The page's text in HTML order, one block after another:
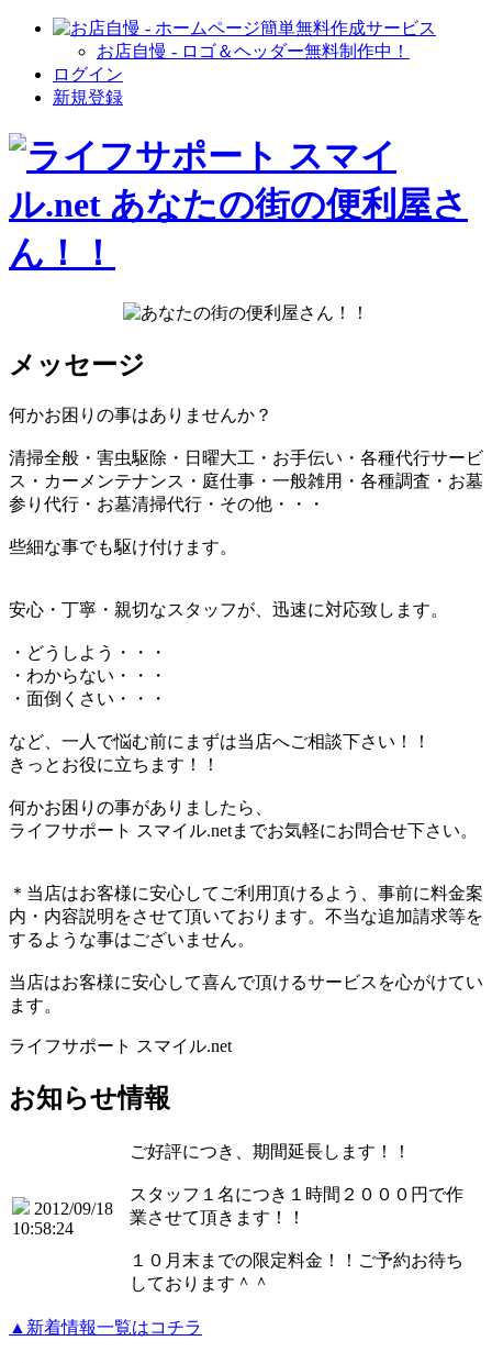
お店自慢 - ロゴ＆ヘッダー無料制作中！
ログイン
新規登録
メッセージ
何かお困りの事はありませんか？
清掃全般・害虫駆除・日曜大工・お手伝い・各種代行サービ
ス・カーメンテナンス・庭仕事・一般雑用・各種調査・お墓
参り代行・お墓清掃代行・その他・・・
些細な事でも駆け付けます。
安心・丁寧・親切なスタッフが、迅速に対応致します。
・どうしよう・・・
・わからない・・・
・面倒くさい・・・
など、一人で悩む前にまずは当店へご相談下さい！！
きっとお役に立ちます！！
何かお困りの事がありましたら、
ライフサポート スマイル.netまでお気軽にお問合せ下さい。
＊当店はお客様に安心してご利用頂けるよう、事前に料金案
内・内容説明をさせて頂いております。不当な追加請求等を
するような事はございません。
当店はお客様に安心して喜んで頂けるサービスを心がけてい
ます。
ライフサポート スマイル.net
お知らせ情報
2012/09/18
10:58:24
ご好評につき、期間延長します！！
スタッフ１名につき１時間２０００円で作
業させて頂きます！！
１０月末までの限定料金！！ご予約お待ち
しております＾＾
▲新着情報一覧はコチラ